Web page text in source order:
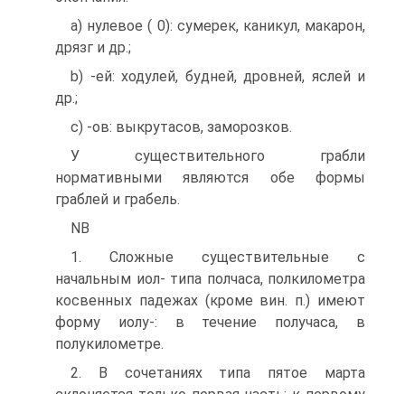
a) нулевое ( 0): сумерек, каникул, макарон,
дрязг и др.;
b) -ей: ходулей, будней, дровней, яслей и
др.;
c) -ов: выкрутасов, заморозков.
У существительного грабли
нормативными являются обе формы
граблей и грабель.
NB
1. Сложные существительные с
начальным иол- типа полчаса, полкилометра
косвенных падежах (кроме вин. п.) имеют
форму иолу-: в течение получаса, в
полукилометре.
2. В сочетаниях типа пятое марта